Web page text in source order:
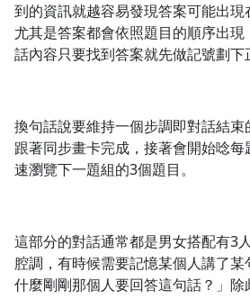
到的資訊就越容易發現答案可能出現
尤其是答案都會依照題目的順序出
話內容只要找到答案就先做記號劃下
換句話說要維持一個步調即對話結
跟著同步畫卡完成，接著會開始唸
速瀏覽下一題組的3個題目。
這部分的對話通常都是男女搭配有3
腔調，有時候需要記憶某個人講了
什麼剛剛那個人要回答這句話？」
沒有待播放的清
去逛逛